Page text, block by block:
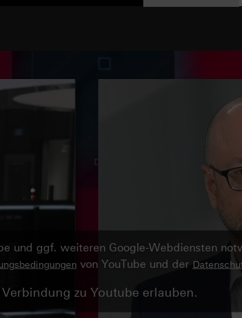
und ggf. weiteren Google-Webdiensten
von YouTube und der
Verbindung zu Youtube erlauben.